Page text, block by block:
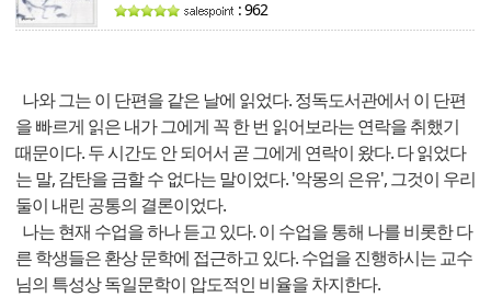
: 962
나와 그는 이 단편을 같은 날에 읽었다. 정독도서관에서 이 단편
을 빠르게 읽은 내가 그에게 꼭 한 번 읽어보라는 연락을 취했기
때문이다. 두 시간도 안 되어서 곧 그에게 연락이 왔다. 다 읽었다
는 말, 감탄을 금할 수 없다는 말이었다. '악몽의 은유', 그것이 우리
둘이 내린 공통의 결론이었다.
나는 현재 수업을 하나 듣고 있다. 이 수업을 통해 나를 비롯한 다
른 학생들은 환상 문학에 접근하고 있다. 수업을 진행하시는 교수
님의 특성상 독일문학이 압도적인 비율을 차지한다.